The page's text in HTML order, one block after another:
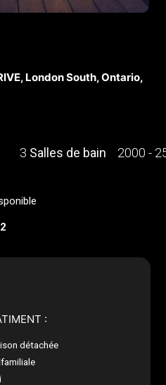
London South, Ontario,
3 Salles de bain 2000 -
:
détachée